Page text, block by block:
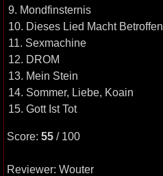
9. Mondfinsternis
10. Dieses Lied Macht Betroffen
11. Sexmachine
12. DROM
13. Mein Stein
14. Sommer, Liebe, Koain
15. Gott Ist Tot
Score: 55 / 100
Reviewer: Wouter